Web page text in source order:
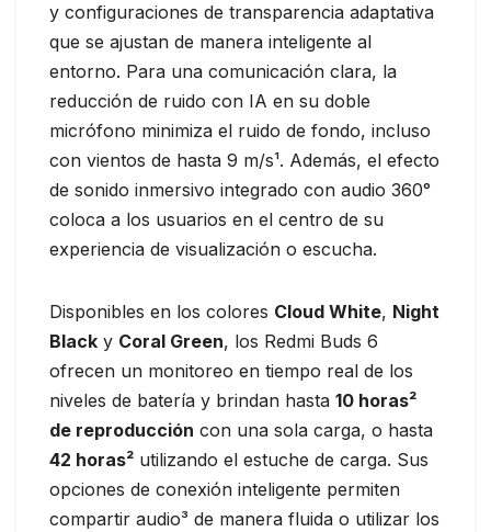
y configuraciones de transparencia adaptativa
que se ajustan de manera inteligente al
entorno. Para una comunicación clara, la
reducción de ruido con IA en su doble
micrófono minimiza el ruido de fondo, incluso
con vientos de hasta 9 m/s¹. Además, el efecto
de sonido inmersivo integrado con audio 360°
coloca a los usuarios en el centro de su
experiencia de visualización o escucha.
Disponibles en los colores Cloud White, Night
Black y Coral Green, los Redmi Buds 6
ofrecen un monitoreo en tiempo real de los
niveles de batería y brindan hasta 10 horas²
de reproducción con una sola carga, o hasta
42 horas² utilizando el estuche de carga. Sus
opciones de conexión inteligente permiten
compartir audio³ de manera fluida o utilizar los